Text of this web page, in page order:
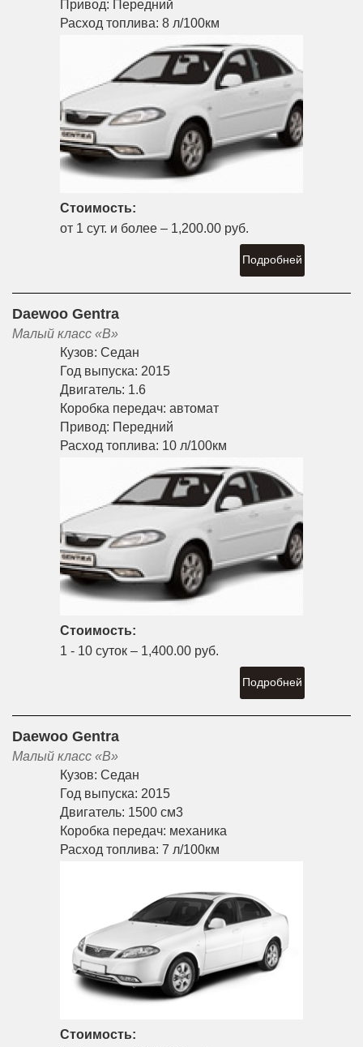
Привод: Передний
Расход топлива: 8 л/100км
Стоимость:
от 1 сут. и более – 1,200.00 руб.
Подробней
Daewoo Gentra
Малый класс «B»
Кузов: Седан
Год выпуска: 2015
Двигатель: 1.6
Коробка передач: автомат
Привод: Передний
Расход топлива: 10 л/100км
Стоимость:
1 - 10 суток – 1,400.00 руб.
Подробней
Daewoo Gentra
Малый класс «B»
Кузов: Седан
Год выпуска: 2015
Двигатель: 1500 см3
Коробка передач: механика
Расход топлива: 7 л/100км
Стоимость: